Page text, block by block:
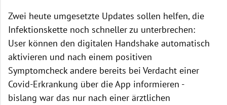
Zwei heute umgesetzte Updates sollen helfen, die
Infektionskette noch schneller zu unterbrechen:
User können den digitalen Handshake automatisch
aktivieren und nach einem positiven
Symptomcheck andere bereits bei Verdacht einer
Covid-Erkrankung über die App informieren -
bislang war das nur nach einer ärztlichen